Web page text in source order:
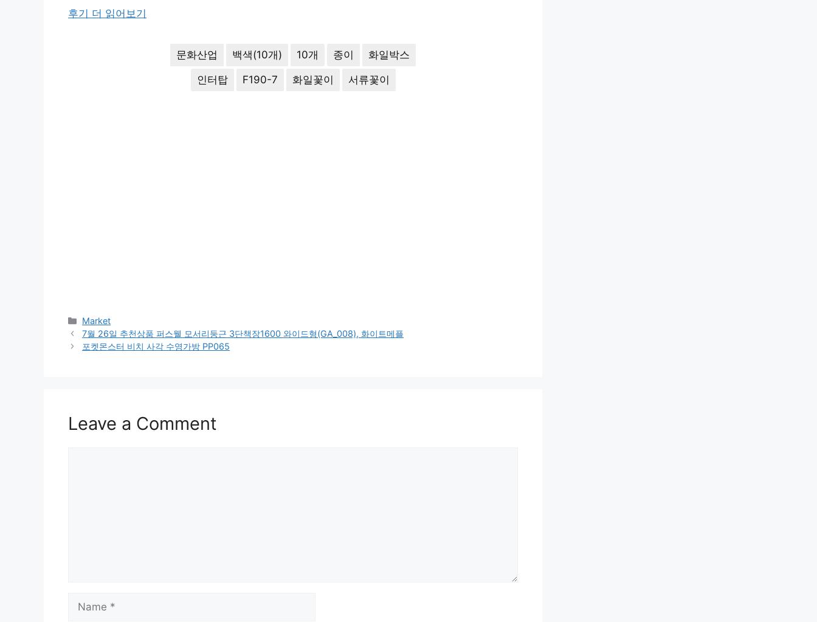
후기 더 읽어보기
문화산업 백색(10개) 10개 종이 화일박스
인터탑 F190-7 화일꽃이 서류꽃이
Categories
Market
7월 26일 추천상품 퍼스웰 모서리둥근 3단책장1600 와이드형(GA_008), 화이트메플
포켓몬스터 비치 사각 수영가방 PP065
Leave a Comment